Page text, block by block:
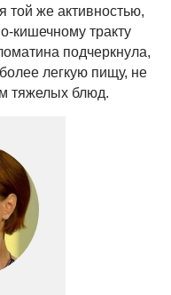
той же активностью,
кишечному тракту
подчеркнула,
легкую пищу, не
тяжелых блюд.